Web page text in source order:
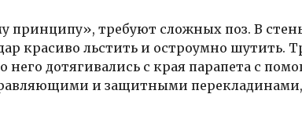
принципу», требуют сложных поз. В
красиво льстить и остроумно шутить.
дотягивались с края парапета с
и защитными